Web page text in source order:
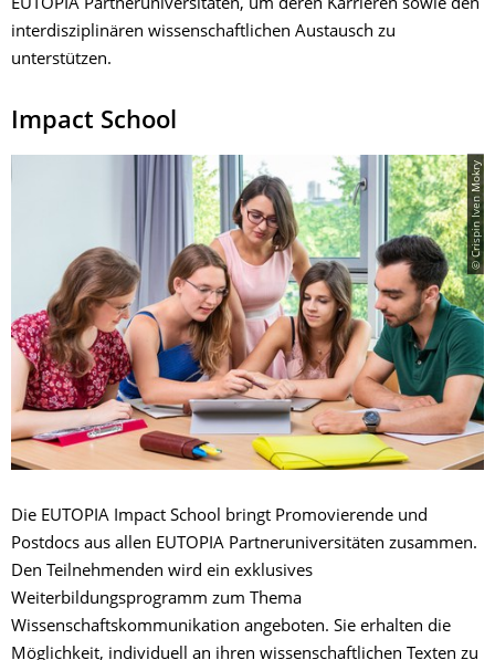
EUTOPIA Partneruniversitäten, um deren Karrieren sowie den
interdisziplinären wissenschaftlichen Austausch zu
unterstützen.
Impact School
© Crispin Iven Mokry
Die EUTOPIA Impact School bringt Promovierende und
Postdocs aus allen EUTOPIA Partneruniversitäten zusammen.
Den Teilnehmenden wird ein exklusives
Weiterbildungsprogramm zum Thema
Wissenschaftskommunikation angeboten. Sie erhalten die
Möglichkeit, individuell an ihren wissenschaftlichen Texten zu